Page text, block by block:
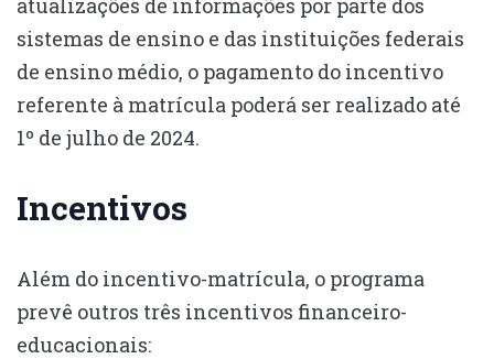
atualizações de informações por parte dos
sistemas de ensino e das instituições federais
de ensino médio, o pagamento do incentivo
referente à matrícula poderá ser realizado até
1º de julho de 2024.
Incentivos
Além do incentivo-matrícula, o programa
prevê outros três incentivos financeiro-
educacionais: